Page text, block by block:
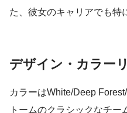
た、彼女のキャリアでも特
デザイン・カラー
カラーはWhite/Deep
トームのクラシックなチ